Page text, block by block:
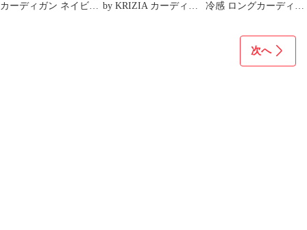
カーディガン ネイビー by KRIZIA カーディガ
冷感 ロングカーディガ
次へ